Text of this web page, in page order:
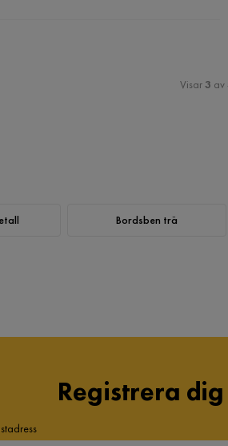
Visar3 av
Bordsben trä
Registrera